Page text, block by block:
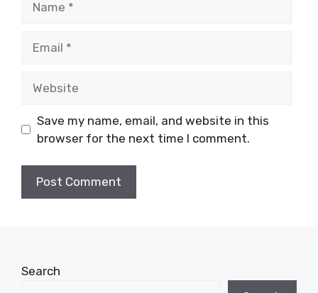
Save my name, email, and website in this
browser for the next time I comment.
Search